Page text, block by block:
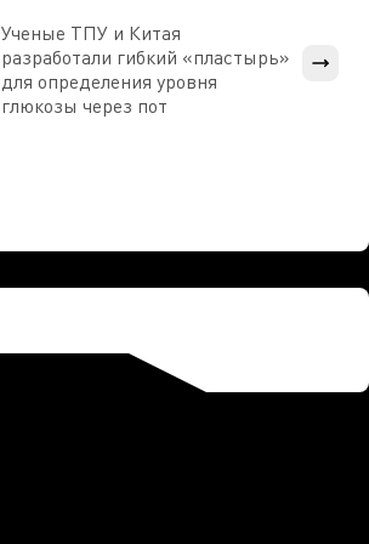
Ученые ТПУ и Китая
разработали гибкий «пластырь»
для определения уровня
глюкозы через пот